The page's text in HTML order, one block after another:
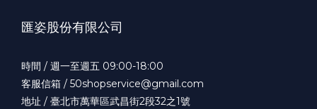
匯姿股份有限公司
時間 / 週一至週五 09:00-18:00
客服信箱 / 50shopservice@gmail.com
地址 / 臺北市萬華區武昌街2段32之1號